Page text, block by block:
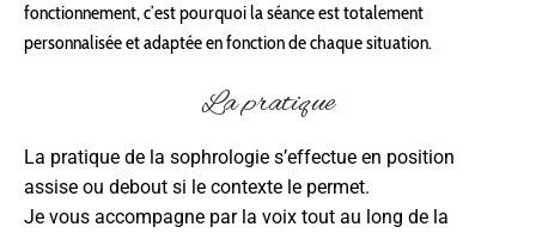
fonctionnement, c’est pourquoi la séance est totalement
personnalisée et adaptée en fonction de chaque situation.
La pratique
La pratique de la sophrologie s’effectue en position
assise ou debout si le contexte le permet.
Je vous accompagne par la voix tout au long de la